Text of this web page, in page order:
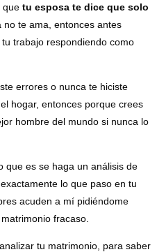
que tu esposa te dice que solo
no te ama, entonces antes
trabajo respondiendo como
errores o nunca te hiciste
hogar, entonces porque crees
hombre del mundo si nunca lo
que es se haga un análisis de
lo que paso en tu
acuden a mí pidiéndome
fracaso.
tu matrimonio, para saber